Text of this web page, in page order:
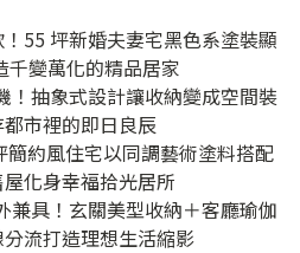
55 坪新婚夫妻宅黑色系塗裝顯
千變萬化的精品居家
！抽象式設計讓收納變成空間裝
市裡的即日良辰
簡約風住宅以同調藝術塗料搭配
化身幸福拾光居所
兼具！玄關美型收納＋客廳瑜伽
流打造理想生活縮影